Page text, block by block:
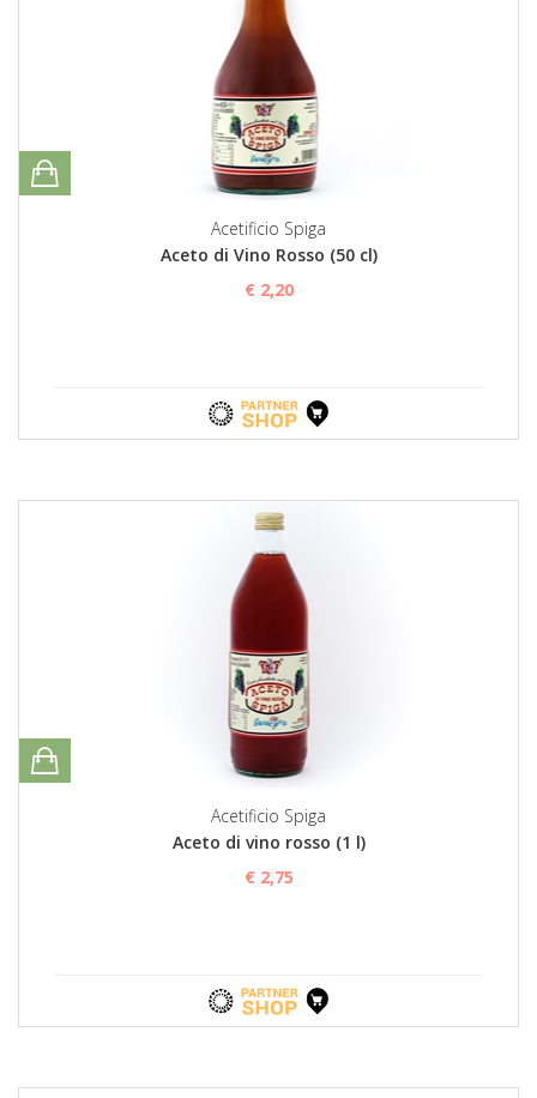
Acetificio Spiga
Aceto di Vino Rosso (50 cl)
€ 2,20
Acetificio Spiga
Aceto di vino rosso (1 l)
€ 2,75